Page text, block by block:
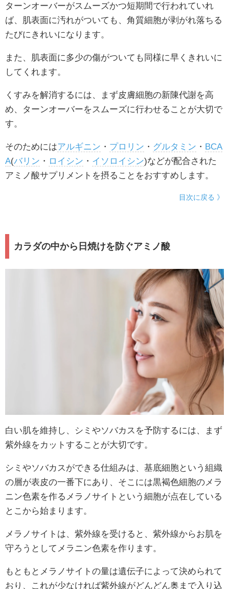
ターンオーバーがスムーズかつ短期間で行われていれ
ば、肌表面に汚れがついても、角質細胞が剥がれ落ちる
たびにきれいになります。
また、肌表面に多少の傷がついても同様に早くきれいに
してくれます。
くすみを解消するには、まず皮膚細胞の新陳代謝を高
め、ターンオーバーをスムーズに行わせることが大切で
す。
そのためにはアルギニン ・ プロリン ・ グルタミン ・ BCA
A(バリン ・ ロイシン ・ イソロイシン)などが配合された
アミノ酸サプリメントを摂ることをおすすめします。
目次に戻る 》
カラダの中から日焼けを防ぐアミノ酸
白い肌を維持し、シミやソバカスを予防するには、まず
紫外線をカットすることが大切です。
シミやソバカスができる仕組みは、基底細胞という組織
の層が表皮の一番下にあり、そこには黒褐色細胞のメラ
ニン色素を作るメラノサイトという細胞が点在している
とこから始まります。
メラノサイトは、紫外線を受けると、紫外線からお肌を
守ろうとしてメラニン色素を作ります。
もともとメラノサイトの量は遺伝子によって決められて
おり、これが少なければ紫外線がどんどん奥まで入り込